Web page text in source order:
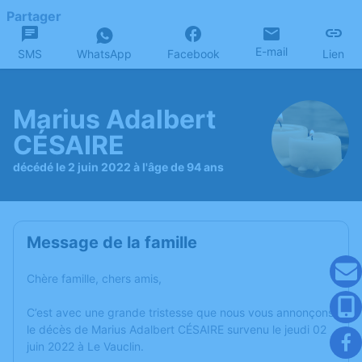
Partager
SMS WhatsApp Facebook E-mail Lien
Marius Adalbert
CÉSAIRE
décédé le 2 juin 2022 à l'âge de 94 ans
Message de la famille
Chère famille, chers amis,
C’est avec une grande tristesse que nous vous annonçons
le décès de Marius Adalbert CÉSAIRE survenu le jeudi 02
juin 2022 à Le Vauclin.